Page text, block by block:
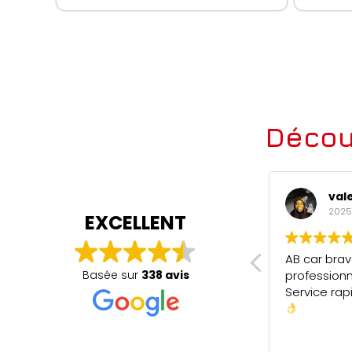
EXCELLENT
Basée sur 338 avis
AB car bravo pour votre
professionnalisme.
Service rapide et de qualité. 5/5
le meilleur
Liège et
bonnes